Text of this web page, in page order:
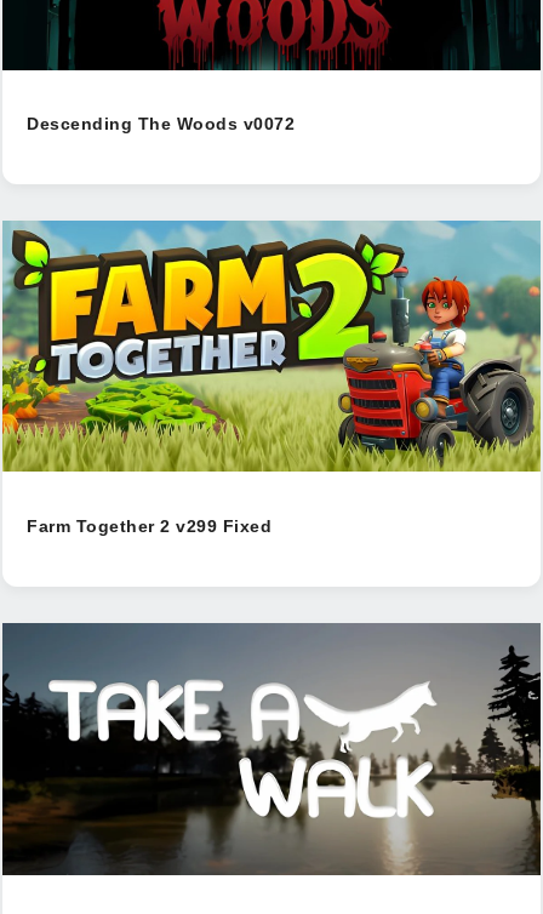
Descending The Woods v0072
Farm Together 2 v299 Fixed